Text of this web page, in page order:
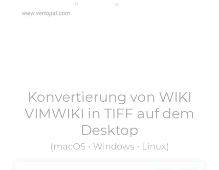
Konvertierung von WIKI
VIMWIKI in TIFF auf dem
Desktop
(macOS • Windows • Linux)